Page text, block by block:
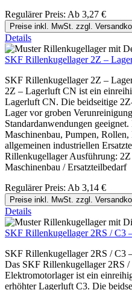
Regulärer Preis: Ab 3,27 €
Preise inkl. MwSt. zzgl.
Details
SKF Rillenkugellager 2Z –
SKF Rillenkugellager 2Z –
2Z – Lagerluft CN ist ein
Lagerluft CN. Die beidseitige
Lager vor groben
Standardanwendungen
Maschinenbau, Pumpen,
allgemeinen industriellen
Rillenkugellager Ausführung:
Maschinenbau / Ersatzteilbedarf
Regulärer Preis: Ab 3,14 €
Preise inkl. MwSt. zzgl.
Details
SKF Rillenkugellager 2RS / C3
SKF Rillenkugellager 2RS / C3
Das SKF Rillenkugellager 2RS
Elektromotorlager ist ein
erhöhter Lagerluft C3. Die